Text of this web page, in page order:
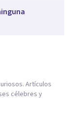
Artículos
célebres y